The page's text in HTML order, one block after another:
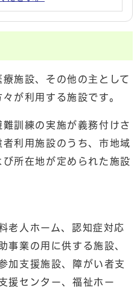
施設、その他の主として
が利用する施設です。
訓練の実施が義務付けさ
利用施設のうち、市地域
所在地が定められた施設
老人ホーム、認知症対応
事業の用に供する施設、
加支援施設、障がい者支
援センター、福祉ホー